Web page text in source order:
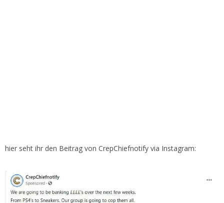
hier seht ihr den Beitrag von CrepChiefnotify via Instagram: